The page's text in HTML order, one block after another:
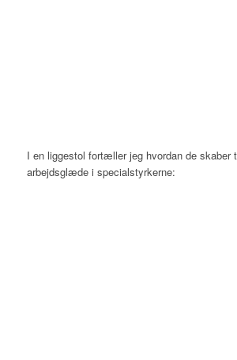
I en liggestol fortæller jeg hvordan de skaber
arbejdsglæde i specialstyrkerne: